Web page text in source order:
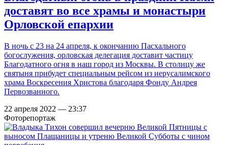
доставят во все храмы и монастыри
Орловской епархии
В ночь с 23 на 24 апреля, к окончанию Пасхального
богослужения, орловская делегация доставит частицу
Благодатного огня в наш город из Москвы. В столицу же
святыня прибудет специальным рейсом из иерусалимского
храма Воскресения Христова благодаря Фонду Андрея
Первозванного.
22 апреля 2022 — 23:37
Фоторепортаж